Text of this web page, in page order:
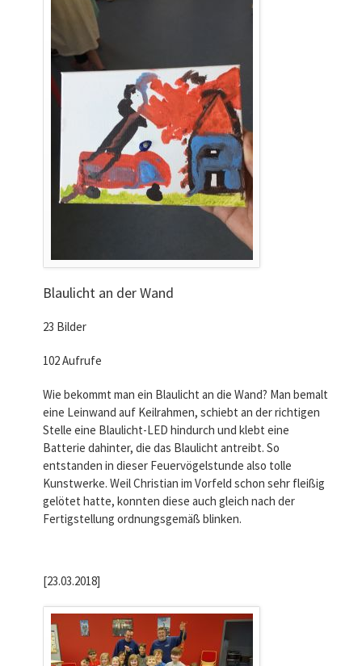
Blaulicht an der Wand
23 Bilder
102 Aufrufe
Wie bekommt man ein Blaulicht an die Wand? Man bemalt
eine Leinwand auf Keilrahmen, schiebt an der richtigen
Stelle eine Blaulicht-LED hindurch und klebt eine
Batterie dahinter, die das Blaulicht antreibt. So
entstanden in dieser Feuervögelstunde also tolle
Kunstwerke. Weil Christian im Vorfeld schon sehr fleißig
gelötet hatte, konnten diese auch gleich nach der
Fertigstellung ordnungsgemäß blinken.
[23.03.2018]